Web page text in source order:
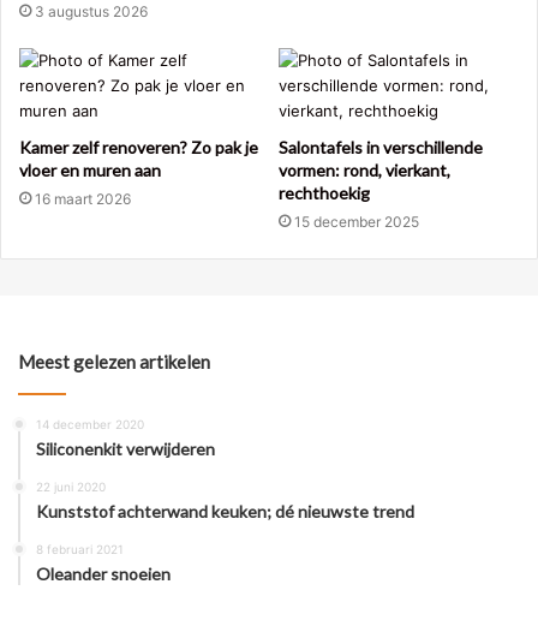
3 augustus 2026
Kamer zelf renoveren? Zo pak je
vloer en muren aan
16 maart 2026
Salontafels in verschillende
vormen: rond, vierkant,
rechthoekig
15 december 2025
Meest gelezen artikelen
14 december 2020
Siliconenkit verwijderen
22 juni 2020
Kunststof achterwand keuken; dé nieuwste trend
8 februari 2021
Oleander snoeien